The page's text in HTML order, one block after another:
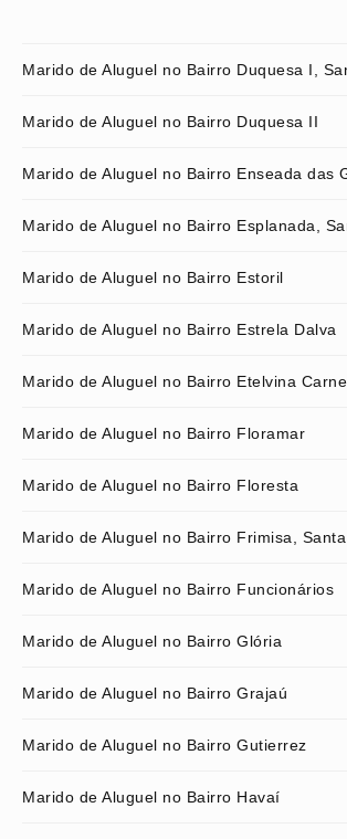
Marido de Aluguel no Bairro Duquesa I,
Marido de Aluguel no Bairro Duquesa II
Marido de Aluguel no Bairro Enseada das
Marido de Aluguel no Bairro Esplanada,
Marido de Aluguel no Bairro Estoril
Marido de Aluguel no Bairro Estrela Dalva
Marido de Aluguel no Bairro Etelvina
Marido de Aluguel no Bairro Floramar
Marido de Aluguel no Bairro Floresta
Marido de Aluguel no Bairro Frimisa,
Marido de Aluguel no Bairro Funcionários
Marido de Aluguel no Bairro Glória
Marido de Aluguel no Bairro Grajaú
Marido de Aluguel no Bairro Gutierrez
Marido de Aluguel no Bairro Havaí